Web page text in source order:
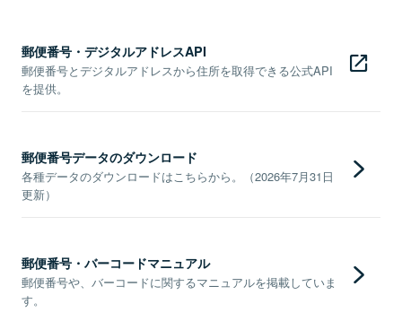
郵便番号・デジタルアドレスAPI
郵便番号とデジタルアドレスから住所を取得できる公式API
を提供。
郵便番号データのダウンロード
各種データのダウンロードはこちらから。（2026年7月31日
更新）
郵便番号・バーコードマニュアル
郵便番号や、バーコードに関するマニュアルを掲載していま
す。